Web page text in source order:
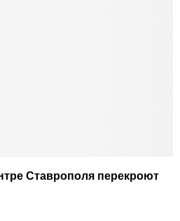
Ставрополя перекроют